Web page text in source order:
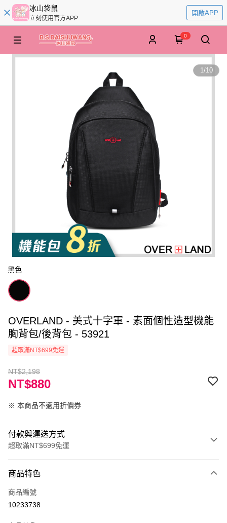
冰山袋鼠
立刻使用官方APP
開啟APP
0
1/10
黑色
OVERLAND - 美式十字軍 - 素面個性造型機能
胸背包/後背包 - 53921
超取滿NT$699免運
NT$2,198
NT$880
※ 本商品不適用折價券
付款與運送方式
超取滿NT$699免運
信用卡一次付款
超商取貨付款
商品特色
商品編號
10233738